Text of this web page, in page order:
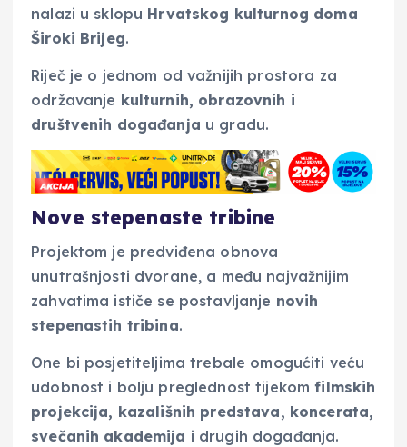
nalazi u sklopu Hrvatskog kulturnog doma
Široki Brijeg.
Riječ je o jednom od važnijih prostora za
održavanje kulturnih, obrazovnih i
društvenih događanja u gradu.
Nove stepenaste tribine
Projektom je predviđena obnova
unutrašnjosti dvorane, a među najvažnijim
zahvatima ističe se postavljanje novih
stepenastih tribina.
One bi posjetiteljima trebale omogućiti veću
udobnost i bolju preglednost tijekomfilmskih
projekcija, kazališnih predstava, koncerata,
svečanih akademija i drugih događanja.